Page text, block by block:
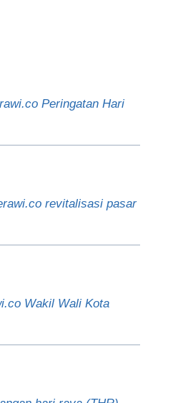
Peringatan Hari
revitalisasi pasar
Wakil Wali Kota